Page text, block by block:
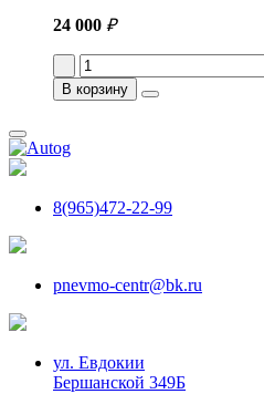
24 000 ₽
В корзину
8(965)472-22-99
pnevmo-centr@bk.ru
ул. Евдокии
Бершанской 349Б